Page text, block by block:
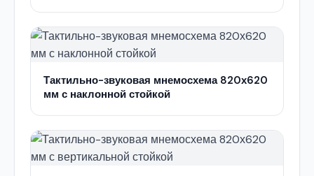
Тактильно-звуковая мнемосхема 820х620
мм с наклонной стойкой